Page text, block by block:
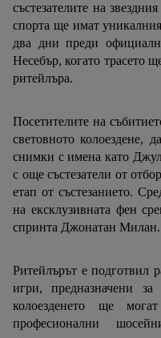
състезателите на
спорта ще имат
два дни преди
Несебър, когато трасето
ритейлъра.
Посетителите на
световното колоездене,
снимки с имена като
с още състезатели от
етап от състезанието.
на ексклузивната фен
спринта Джонатан Милан.
Ритейлърът е подготвил
игри, предназначени
колоезденето ще
професионални